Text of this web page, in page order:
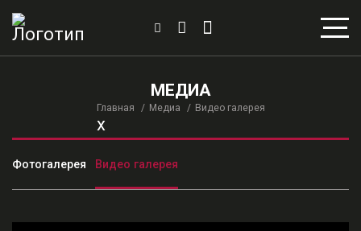
МЕДИА
Главная Медиа Видео галерея
x
Фотогалерея Видео галерея